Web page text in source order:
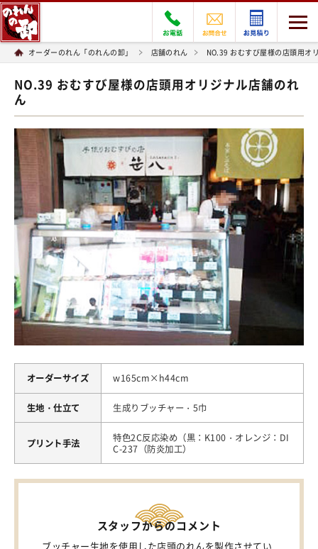
オーダーのれん「のれんの卸」 店舗のれん NO.39 おむすび屋様の店頭用オ
NO.39 おむすび屋様の店頭用オリジナル店舗のれ
ん
オーダーサイズ w165cm×h44cm
生地・仕立て 生成りブッチャー・5巾
プリント手法
特色2C反応染め（黒：K100・オレンジ：DI
C-237（防炎加工）
スタッフからのコメント
ブッチャー生地を使用した店頭のれんを製作させてい